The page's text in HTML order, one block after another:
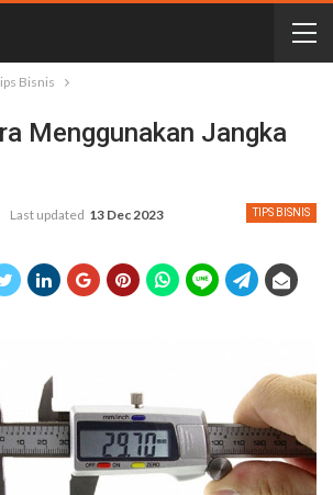
Bisnis
Menggunakan Jangka
TIPS BISNIS
Last updated 13 Dec 2023